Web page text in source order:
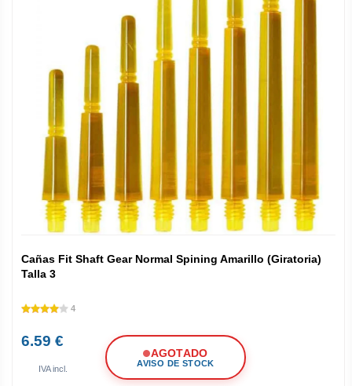
Cañas Fit Shaft Gear Normal Spining Amarillo (Giratoria)
Talla 3
4
6.59 €
IVA incl.
AGOTADO
AVISO DE STOCK